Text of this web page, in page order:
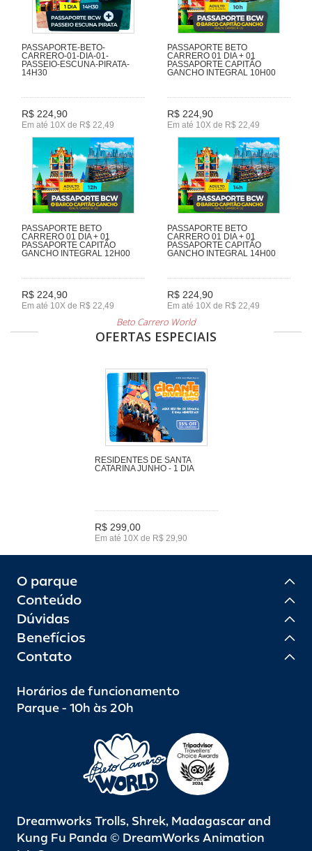
PASSAPORTE-BETO-
CARRERO-01-DIA-01-
PASSEIO-ESCUNA-PIRATA-
14H30
R$ 224,90
Em até 10X de R$ 22,49
PASSAPORTE BETO
CARRERO 01 DIA + 01
PASSAPORTE CAPITÃO
GANCHO INTEGRAL 10H00
R$ 224,90
Em até 10X de R$ 22,49
PASSAPORTE BETO
CARRERO 01 DIA + 01
PASSAPORTE CAPITÃO
GANCHO INTEGRAL 12H00
R$ 224,90
Em até 10X de R$ 22,49
PASSAPORTE BETO
CARRERO 01 DIA + 01
PASSAPORTE CAPITÃO
GANCHO INTEGRAL 14H00
R$ 224,90
Em até 10X de R$ 22,49
Beto Carrero World
OFERTAS ESPECIAIS
RESIDENTES DE SANTA
CATARINA JUNHO - 1 DIA
R$ 299,00
Em até 10X de R$ 29,90
O parque
Conteúdo
Dúvidas
Benefícios
Contato
Horários de funcionamento
Parque - 10h às 20h
Dreamworks Trolls, Shrek, Madagascar and
Kung Fu Panda © DreamWorks Animation